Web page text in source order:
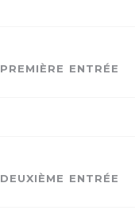
PREMIÈRE ENTRÉE
DEUXIÈME ENTRÉE